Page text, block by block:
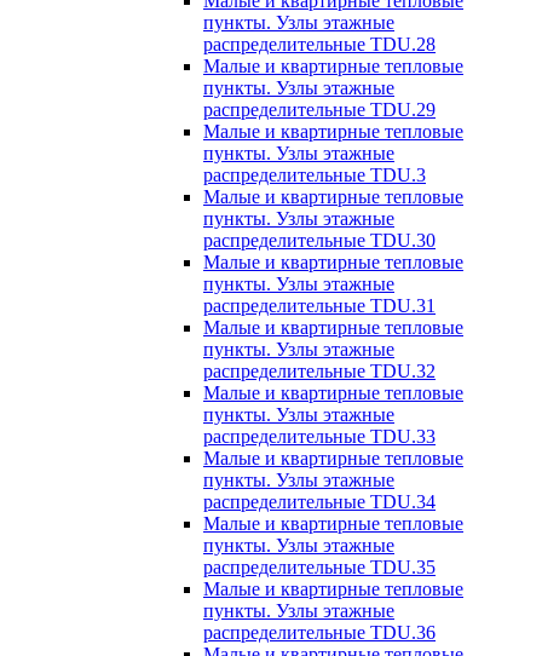
пункты. Узлы этажные
распределительные TDU.28
Малые и квартирные тепловые
пункты. Узлы этажные
распределительные TDU.29
Малые и квартирные тепловые
пункты. Узлы этажные
распределительные TDU.3
Малые и квартирные тепловые
пункты. Узлы этажные
распределительные TDU.30
Малые и квартирные тепловые
пункты. Узлы этажные
распределительные TDU.31
Малые и квартирные тепловые
пункты. Узлы этажные
распределительные TDU.32
Малые и квартирные тепловые
пункты. Узлы этажные
распределительные TDU.33
Малые и квартирные тепловые
пункты. Узлы этажные
распределительные TDU.34
Малые и квартирные тепловые
пункты. Узлы этажные
распределительные TDU.35
Малые и квартирные тепловые
пункты. Узлы этажные
распределительные TDU.36